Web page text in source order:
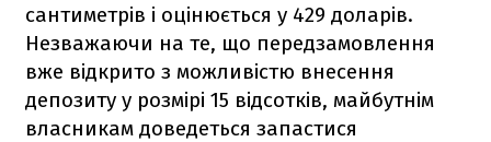
сантиметрів і оцінюється у 429 доларів.
Незважаючи на те, що передзамовлення
вже відкрито з можливістю внесення
депозиту у розмірі 15 відсотків, майбутнім
власникам доведеться запастися